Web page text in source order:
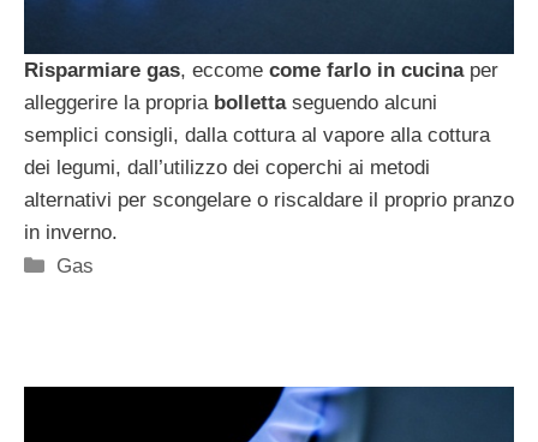
Risparmiare gas, eccome come farlo in cucinaper
alleggerire la propria bollettaseguendo alcuni
semplici consigli, dalla cottura al vapore alla cottura
dei legumi, dall’utilizzo dei coperchi ai metodi
alternativi per scongelare o riscaldare il proprio pranzo
in inverno.
Categorie
Gas